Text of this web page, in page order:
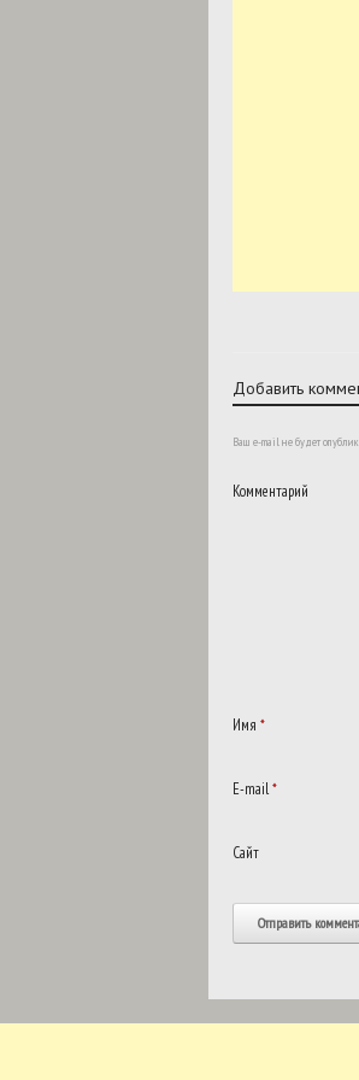
Добавить
Ваш e-mail не будет
Комментарий
Имя*
E-mail*
Сайт